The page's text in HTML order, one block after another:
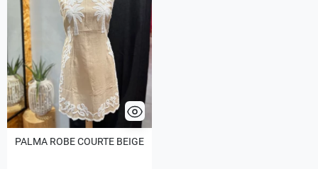
PALMA ROBE COURTE BEIGE